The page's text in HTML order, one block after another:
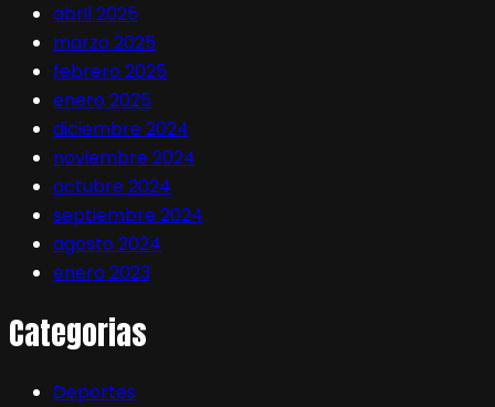
abril 2025
marzo 2025
febrero 2025
enero 2025
diciembre 2024
noviembre 2024
octubre 2024
septiembre 2024
agosto 2024
enero 2023
Categorias
Deportes